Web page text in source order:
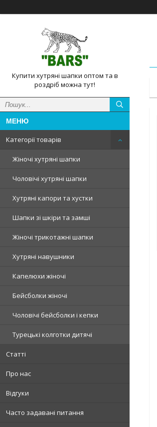
Купити хутряні шапки оптом та в
роздріб можна тут!
Категорії товарів
Жіночі хутряні шапки
Чоловічі хутряні шапки
Хутряні капори та хустки
Шапки зі шкіри та замші
Жіночі трикотажні шапки
Хутряні навушники
Капелюхи жіночі
Бейсболки жіночі
Чоловічі бейсболки і кепки
Турецькі колготки дитячі
Статті
Про нас
Відгуки
Часто задавані питання